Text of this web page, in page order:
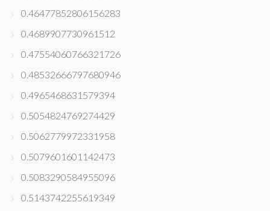
0.46477852806156283
0.4689907730961512
0.47554060766321726
0.48532666797680946
0.4965468631579394
0.5054824769274429
0.5062779972331958
0.5079601601142473
0.5083290584955096
0.5143742255619349